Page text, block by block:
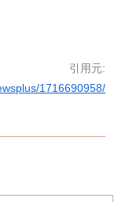
引用元:
1716690958/